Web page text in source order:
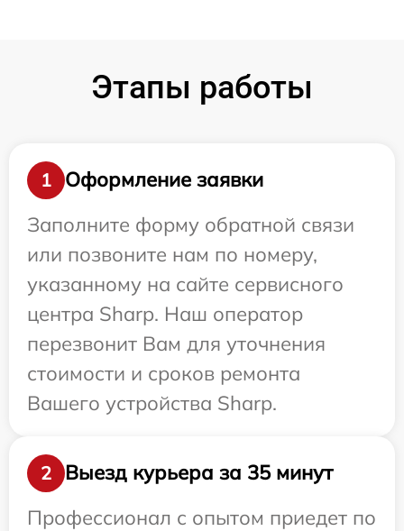
Этапы работы
1
Оформление заявки
Заполните форму обратной связи
или позвоните нам по номеру,
указанному на сайте сервисного
центра Sharp. Наш оператор
перезвонит Вам для уточнения
стоимости и сроков ремонта
Вашего устройства Sharp.
2
Выезд курьера за 35 минут
Профессионал с опытом приедет по